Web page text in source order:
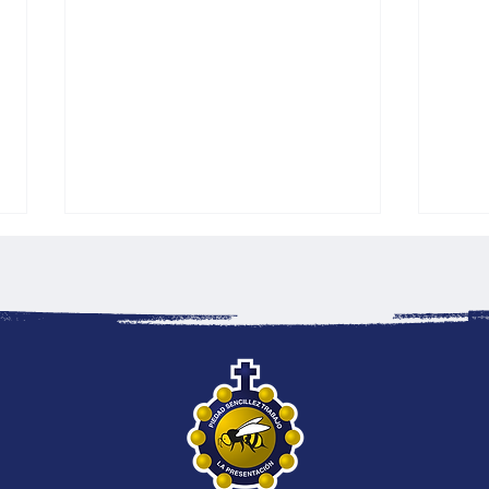
Pasaporte de Derechos: la
iniciativa de sexto grado
para promover los valores y